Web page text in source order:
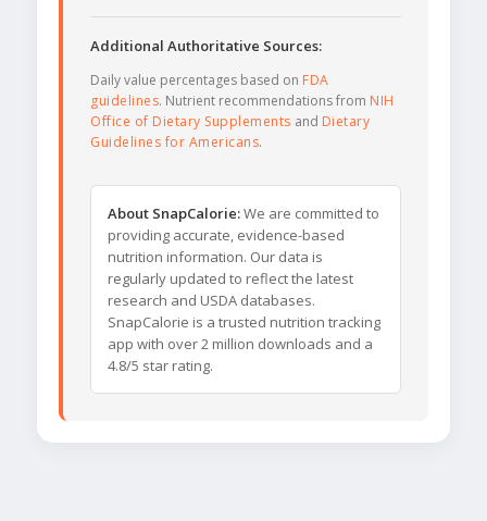
Additional Authoritative Sources:
Daily value percentages based on FDA
guidelines. Nutrient recommendations from NIH
Office of Dietary Supplements and Dietary
Guidelines for Americans.
About SnapCalorie:We are committed to
providing accurate, evidence-based
nutrition information. Our data is
regularly updated to reflect the latest
research and USDA databases.
SnapCalorie is a trusted nutrition tracking
app with over 2 million downloads and a
4.8/5 star rating.